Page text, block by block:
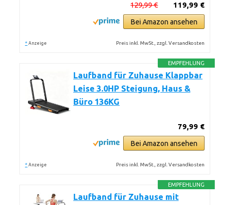
119,99 €
129,99 €
Bei Amazon ansehen
* Anzeige Preis inkl. MwSt., zzgl. Versandkosten
EMPFEHLUNG
Laufband für Zuhause Klappbar
Leise 3.0HP Steigung, Haus &
Büro 136KG
79,99 €
Bei Amazon ansehen
* Anzeige Preis inkl. MwSt., zzgl. Versandkosten
EMPFEHLUNG
Laufband für Zuhause mit